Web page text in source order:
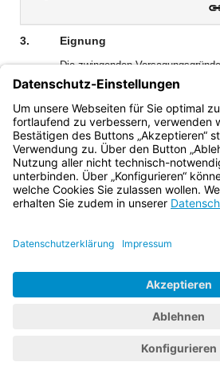
3. Eignung
Die zwingenden
BJagdG sind zu beachten. Es
einen Ausländerjagdschein aus
§ 17 Abs. 2 BJagdG,
BJagdG, nach pflichtgemäßem
Bayern.de
BayernPortal
Impressum